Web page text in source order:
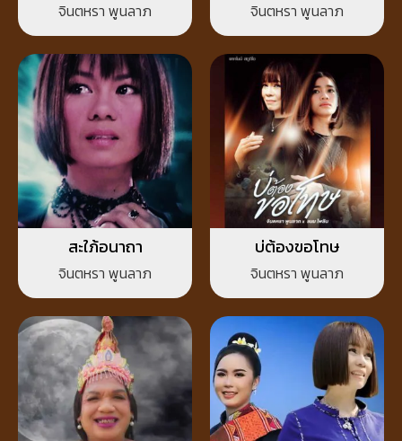
จินตหรา พูนลาภ จินตหรา พูนลาภ
สะใภ้อนาถา
จินตหรา พูนลาภ
บ่ต้องขอโทษ
จินตหรา พูนลาภ